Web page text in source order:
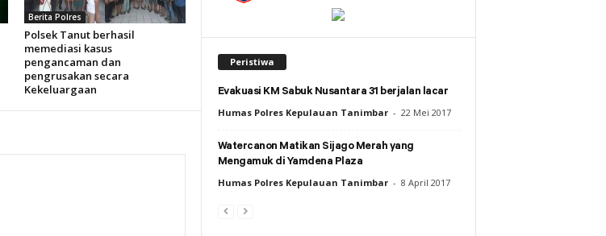
Berita Polres
Polsek Tanut berhasil
memediasi kasus
pengancaman dan
pengrusakan secara
Kekeluargaan
Peristiwa
Evakuasi KM Sabuk Nusantara 31 berjalan lacar
Humas Polres Kepulauan Tanimbar - 22 Mei 2017
Watercanon Matikan Sijago Merah yang
Mengamuk di Yamdena Plaza
Humas Polres Kepulauan Tanimbar - 8 April 2017